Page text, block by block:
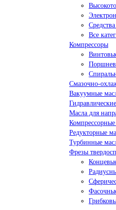
Все
Компрессоры
Смазочно-
Вакуумные
Масла для
Компрессорные
Редукторные
Турбинные
Фрезы